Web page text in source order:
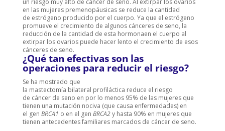
un riesgo muy alto de cáncer de seno. Al extirpar los ovarios
en las mujeres premenopáusicas se reduce la cantidad
de estrógeno producido por el cuerpo. Ya que el estrógeno
promueve el crecimiento de algunos cánceres de seno, la
reducción de la cantidad de esta hormonaen el cuerpo al
extirpar los ovarios puede hacer lento el crecimiento de esos
cánceres de seno.
¿Qué tan efectivas son las
operaciones para reducir el riesgo?
Se ha mostrado que
la mastectomía bilateral profiláctica reduce el riesgo
de cáncer de seno en por lo menos 95% de las mujeres que
tienen una mutación nociva (que causa enfermedades) en
el gen BRCA1 o en el gen BRCA2y hasta 90% en mujeres que
tienen antecedentes familiares marcados de cáncer de seno.